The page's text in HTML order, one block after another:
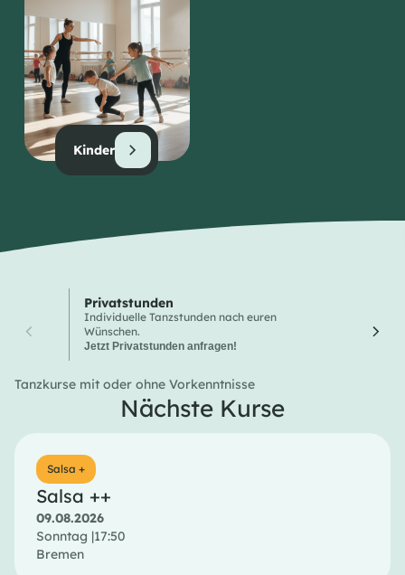
Kinder
Privatstunden
Individuelle Tanzstunden nach euren
Wünschen.
Jetzt Privatstunden anfragen!
Tanzkurse mit oder ohne Vorkenntnisse
Nächste Kurse
Salsa +
Salsa ++
09.08.2026
Sonntag |17:50
Bremen